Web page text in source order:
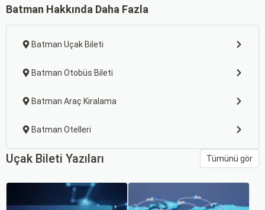
Batman Hakkında Daha Fazla
Batman Uçak Bileti
Batman Otobüs Bileti
Batman Araç Kiralama
Batman Otelleri
Uçak Bileti Yazıları Tümünü gör